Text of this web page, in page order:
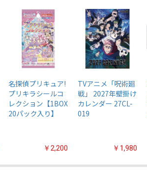
名探偵プリキュア!
プリキラシールコ
レクション【1BOX
20パック入り】
￥2,200
TVアニメ「呪術廻
戦」 2027年壁掛け
カレンダー 27CL-
019
￥1,980